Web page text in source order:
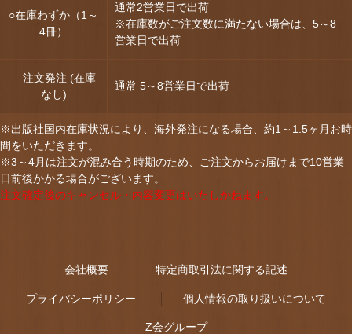
○在庫わずか（1～
4冊）
通常2営業日で出荷
※在庫数がご注文数に満たない場合は、5～8
営業日で出荷
注文発注 (在庫
なし)
通常 5～8営業日で出荷
※出版社国内在庫状況により、海外発注になる場合、約1～1.5ヶ月お時
間をいただきます。
※3～4月は注文が混み合う時期のため、ご注文からお届けまで10営業
日前後かかる場合がございます。
注文確定後のキャンセル・内容変更はいたしかねます。
会社概要 特定商取引法に関する記述
プライバシーポリシー 個人情報の取り扱いについて
Z会グループ